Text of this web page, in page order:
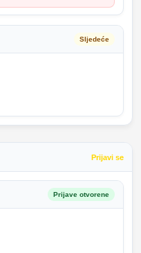
Sljedeće
Prijavi se
Prijave otvorene